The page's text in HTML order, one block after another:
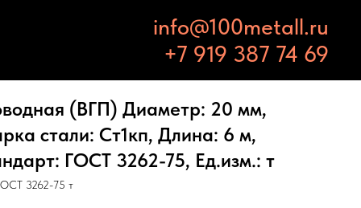
info@100metall.ru
+7 919 387 74 69
(ВГП) Диаметр: 20 мм,
стали: Ст1кп, Длина: 6 м,
ГОСТ 3262-75, Ед.изм.: т
3262-75 т